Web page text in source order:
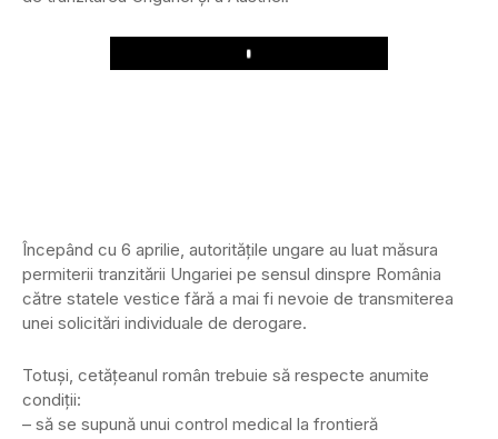
Play
Începând cu 6 aprilie, autoritățile ungare au luat măsura
permiterii tranzitării Ungariei pe sensul dinspre România
către statele vestice fără a mai fi nevoie de transmiterea
unei solicitări individuale de derogare.
Totuși, cetățeanul român trebuie să respecte anumite
condiții:
– să se supună unui control medical la frontieră